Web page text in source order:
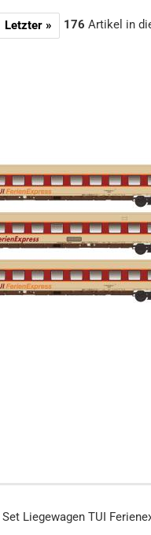
Letzter » 176 Artikel in
Liegewagen TUI